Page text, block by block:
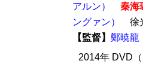
アルン）
秦海
ングァン）
徐
【監督】 鄭暁龍
2014年 DVD